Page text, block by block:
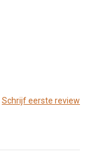
Schrijf eerste review